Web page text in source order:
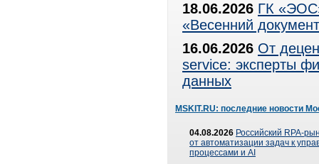
18.06.2026 ГК
«Весенний
16.06.2026 От
service: эксперты
данных
MSKIT.RU: последние новости
04.08.2026 Российский RPA-
от автоматизации задач к
процессами и AI